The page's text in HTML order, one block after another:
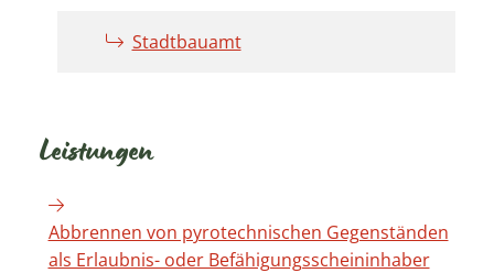
Stadtbauamt
Leistungen
Abbrennen von pyrotechnischen Gegenständen
als Erlaubnis- oder Befähigungsscheininhaber